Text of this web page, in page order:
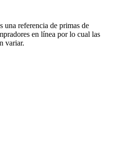
una referencia de primas de
en línea por lo cual las
variar.